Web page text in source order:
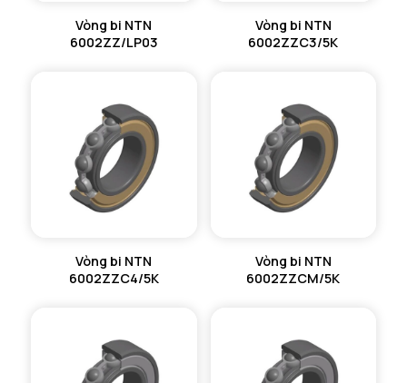
Vòng bi NTN
6002ZZ/LP03
Vòng bi NTN
6002ZZC3/5K
Vòng bi NTN
6002ZZC4/5K
Vòng bi NTN
6002ZZCM/5K